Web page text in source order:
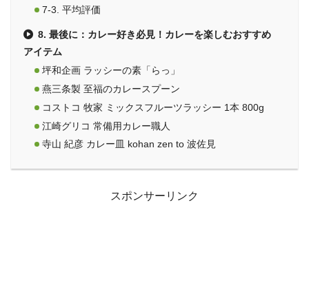
7-3. 平均評価
8. 最後に：カレー好き必見！カレーを楽しむおすすめ
アイテム
坪和企画 ラッシーの素「らっ」
燕三条製 至福のカレースプーン
コストコ 牧家 ミックスフルーツラッシー 1本 800g
江崎グリコ 常備用カレー職人
寺山 紀彦 カレー皿 kohan zen to 波佐見
スポンサーリンク